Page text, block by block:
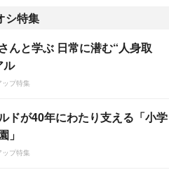
シ特集
んと学ぶ 日常に潜む“人身取
ル
プ特集
ドが40年にわたり支える「小学
」
プ特集